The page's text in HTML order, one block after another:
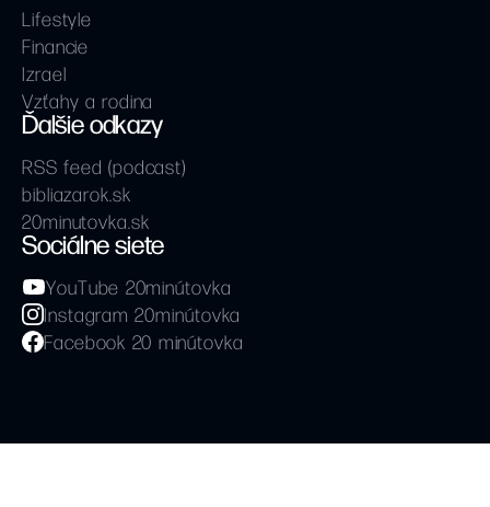
Lifestyle
Financie
Izrael
Vzťahy a rodina
Ďalšie odkazy
RSS feed (podcast)
bibliazarok.sk
20minutovka.sk
Sociálne siete
YouTube 20minútovka
Instagram 20minútovka
Facebook 20 minútovka